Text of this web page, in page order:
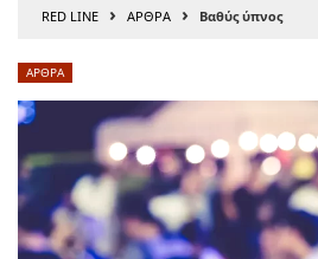
RED LINE › ΑΡΘΡΑ › Βαθύς ύπνος
ΑΡΘΡΑ